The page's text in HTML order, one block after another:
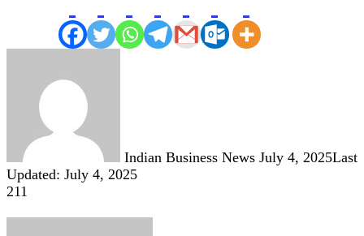
Indian Business News July 4, 2025Last
Updated: July 4, 2025
211